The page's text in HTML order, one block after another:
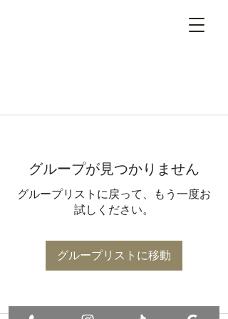
グループが見つかりません
グループリストに戻って、もう一度お
試しください。
グループリストに移動